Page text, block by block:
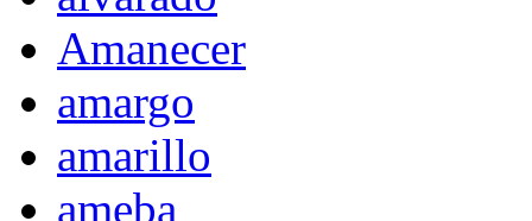
Amanecer
amargo
amarillo
ameba